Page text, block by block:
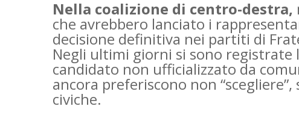
Nella coalizione di centro-destra,
che avrebbero lanciato i
decisione definitiva nei partiti di
Negli ultimi giorni si sono registrate
candidato non ufficializzato da
ancora preferiscono non
civiche.